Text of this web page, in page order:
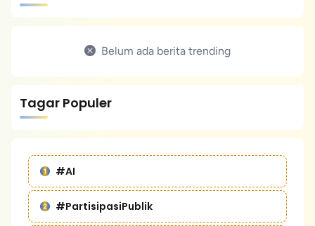
Belum ada berita trending
Tagar Populer
#AI
#PartisipasiPublik